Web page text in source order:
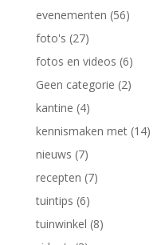
evenementen (56)
foto's (27)
fotos en videos (6)
Geen categorie (2)
kantine (4)
kennismaken met (14)
nieuws (7)
recepten (7)
tuintips (6)
tuinwinkel (8)